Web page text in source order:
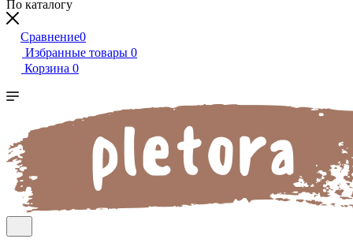
По каталогу
Сравнение0
Избранные товары 0
Корзина 0